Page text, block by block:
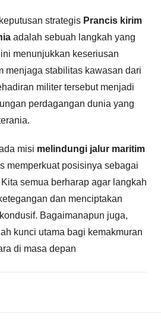
strategis Prancis kirim
adalah sebuah langkah yang
menunjukkan keseriusan
menjaga stabilitas kawasan dari
militer tersebut menjadi
perdagangan dunia yang
misi melindungi jalur maritim
memperkuat posisinya sebagai
semua berharap agar langkah
dan menciptakan
Bagaimanapun juga,
kunci utama bagi kemakmuran
di masa depan